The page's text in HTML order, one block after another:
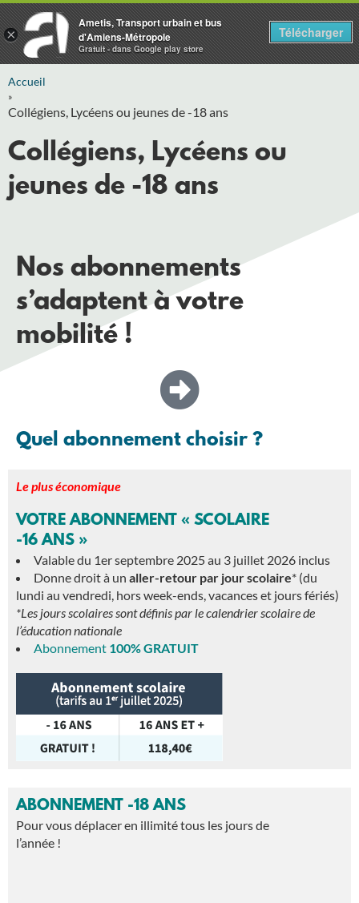
Accueil
»
Collégiens, Lycéens ou jeunes de -18 ans
Collégiens, Lycéens ou
jeunes de -18 ans
Nos abonnements
s’adaptent à votre
mobilité !
Quel abonnement choisir ?
Le plus économique
VOTRE ABONNEMENT « SCOLAIRE
-16 ANS »
Valable du 1er septembre 2025 au 3 juillet 2026 inclus
Donne droit à un aller-retour par jour scolaire* (du
lundi au vendredi, hors week-ends, vacances et jours fériés)
*Les jours scolaires sont définis par le calendrier scolairede
l’éducation nationale
Abonnement 100% GRATUIT
ABONNEMENT -18 ANS
Pour vous déplacer en illimité tous les jours de
l’année !
×
Ametis, Transport urbain et bus
d'Amiens-Métropole
Gratuit - dans Google play store
Télécharger